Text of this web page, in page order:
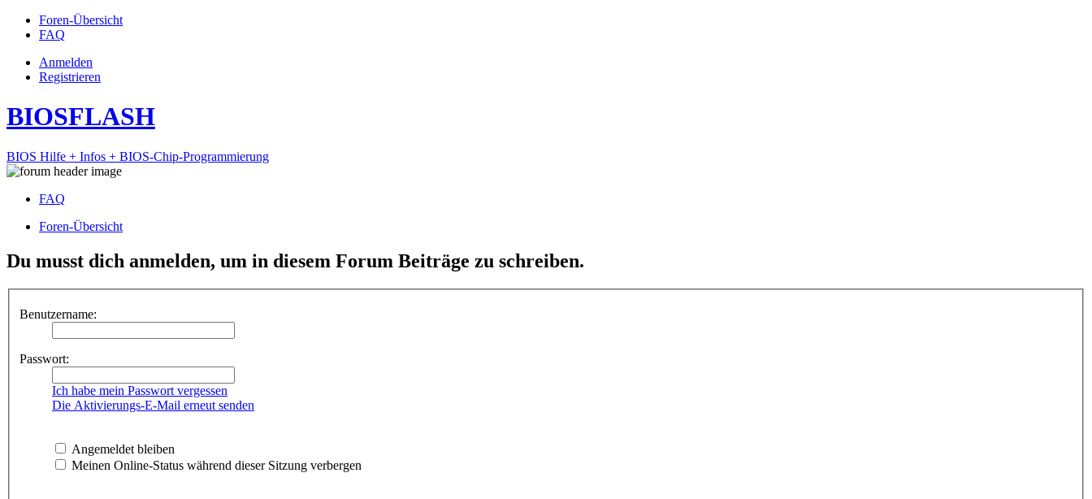
Foren-Übersicht
FAQ
Anmelden
Registrieren
BIOSFLASH
BIOS Hilfe + Infos + BIOS-Chip-Programmierung
FAQ
Foren-Übersicht
Du musst dich anmelden, um in diesem Forum Beiträge zu schreiben.
Benutzername:
Passwort:
Ich habe mein Passwort vergessen
Die Aktivierungs-E-Mail erneut senden
Angemeldet bleiben
Meinen Online-Status während dieser Sitzung verbergen